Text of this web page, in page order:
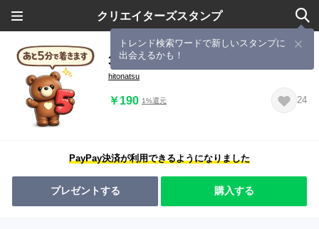
クリエイターズスタンプ
トレンド検索ワードで新しいスタンプに
出会えるかも！
3D◎こぐまさんスタンプ #11
hitonatsu
￥190 1%還元 24
PayPay決済が利用できるようになりました
プレゼントする 購入する